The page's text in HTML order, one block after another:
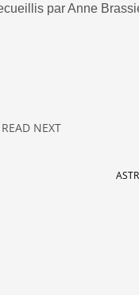
par Anne
NEXT